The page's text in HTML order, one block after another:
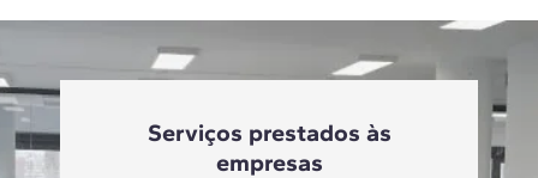
Serviços prestados às
empresas